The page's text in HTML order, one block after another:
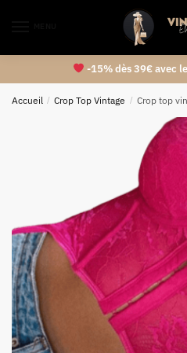
-15% dès 39€ avec
Accueil / Crop Top Vintage / Crop top